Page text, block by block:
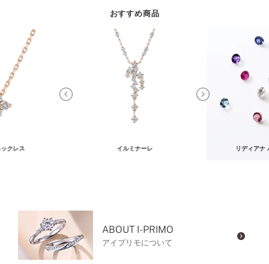
おすすめ商品
クレス イルミナーレ リディアナ
ABOUT I-PRIMO
アイプリモについて